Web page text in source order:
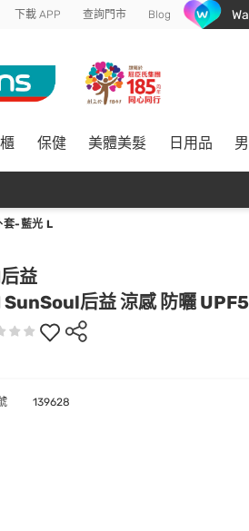
下載 APP 查詢門市 Blog
保健 美體美髮 日用品
套-藍光 L
益
SunSoul后益 涼感 防曬
139628